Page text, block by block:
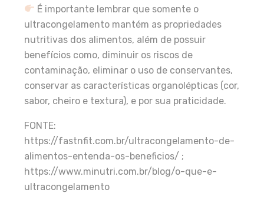
É importante lembrar que somente o
ultracongelamento mantém as propriedades
nutritivas dos alimentos, além de possuir
benefícios como, diminuir os riscos de
contaminação, eliminar o uso de conservantes,
conservar as características organolépticas (cor,
sabor, cheiro e textura), e por sua praticidade.
FONTE:
https://fastnfit.com.br/ultracongelamento-de-
alimentos-entenda-os-beneficios/ ;
https://www.minutri.com.br/blog/o-que-e-
ultracongelamento